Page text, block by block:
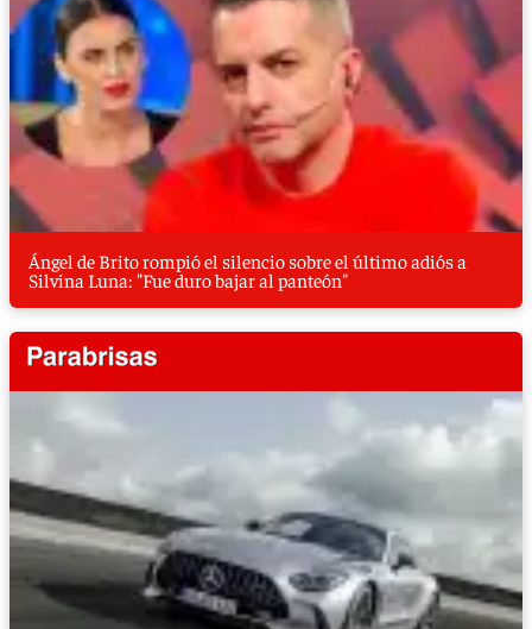
Ángel de Brito rompió el silencio sobre el último adiós a
Silvina Luna: "Fue duro bajar al panteón"